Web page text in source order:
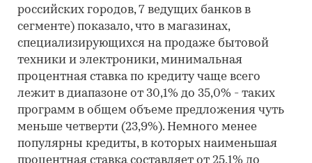
российских городов, 7 ведущих банков в
сегменте) показало, что в магазинах,
специализирующихся на продаже бытовой
техники и электроники, минимальная
процентная ставка по кредиту чаще всего
лежит в диапазоне от 30,1% до 35,0% - таких
программ в общем объеме предложения чуть
меньше четверти (23,9%). Немного менее
популярны кредиты, в которых наименьшая
процентная ставка составляет от 25,1% до